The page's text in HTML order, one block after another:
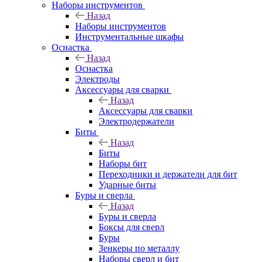
Наборы инструментов
Назад
Наборы инструментов
Инструментальные шкафы
Оснастка
Назад
Оснастка
Электроды
Аксессуары для сварки
Назад
Аксессуары для сварки
Электродержатели
Биты
Назад
Биты
Наборы бит
Переходники и держатели для бит
Ударные биты
Буры и сверла
Назад
Буры и сверла
Боксы для сверл
Буры
Зенкеры по металлу
Наборы сверл и бит